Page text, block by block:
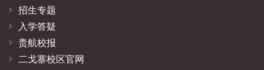
招生专题
入学答疑
贵航校报
二戈寨校区官网